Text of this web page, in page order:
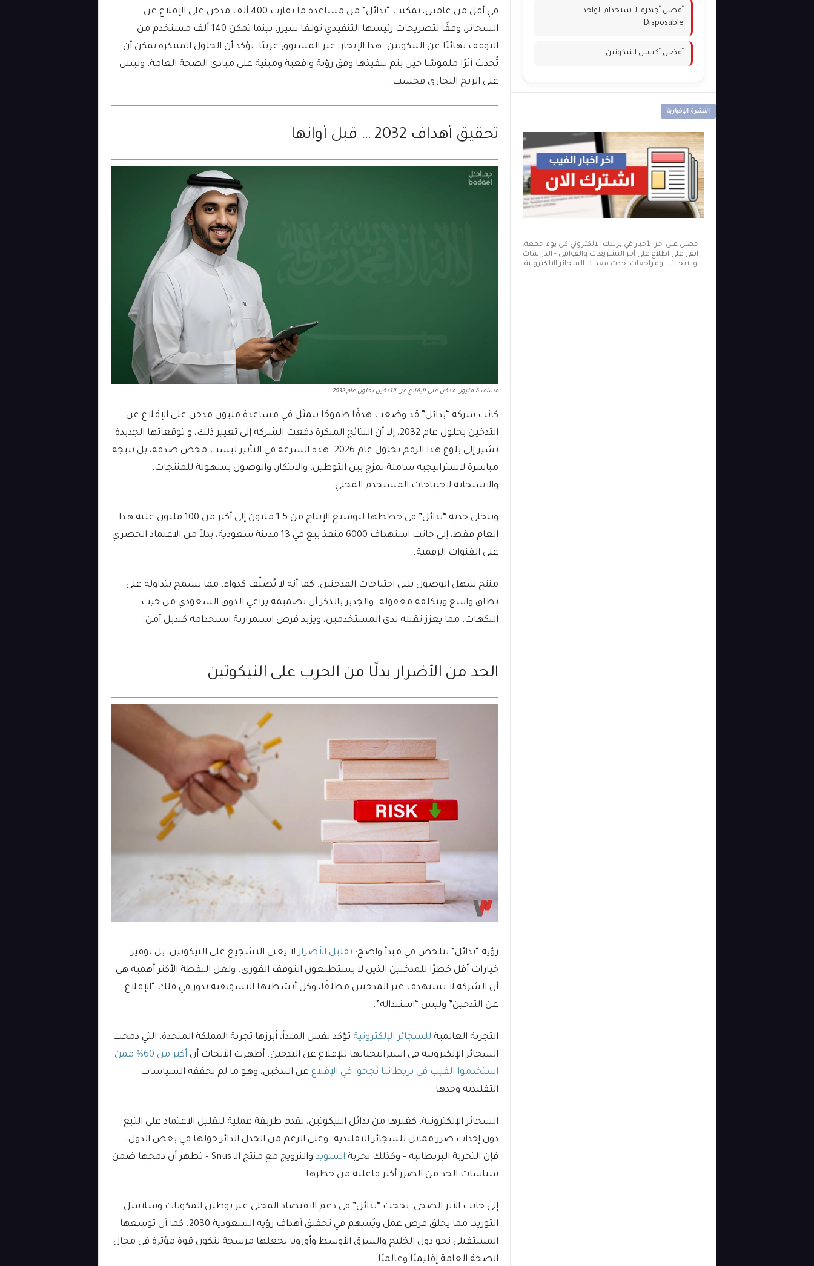
في أقل من عامين، تمكنت “بدائل” من مساعدة ما يقارب 400 ألف مدخن على الإقلاع عن
السجائر، وفقًا لتصريحات رئيسها التنفيذي تولغا سيزر، بينما تمكن 140 ألف مستخدم من
التوقف نهائيًا عن النيكوتين. هذا الإنجاز، غير المسبوق عربيًا، يؤكد أن الحلول المبتكرة يمكن أن
تُحدث أثرًا ملموسًا حين يتم تنفيذها وفق رؤية واقعية ومبنية على مبادئ الصحة العامة، وليس
على الربح التجاري فحسب.
تحقيق أهداف 2032 … قبل أوانها
مساعدة مليون مدخن على الإقلاع عن التدخين بحلول عام 2032
كانت شركة “بدائل” قد وضعت هدفًا طموحًا يتمثل في مساعدة مليون مدخن على الإقلاع عن
التدخين بحلول عام 2032، إلا أن النتائج المبكرة دفعت الشركة إلى تغيير ذلك، و توقعاتها الجديدة
تشير إلى بلوغ هذا الرقم بحلول عام 2026. هذه السرعة في التأثير ليست محض صدفة، بل نتيجة
مباشرة لاستراتيجية شاملة تمزج بين التوطين، والابتكار، والوصول بسهولة للمنتجات،
والاستجابة لاحتياجات المستخدم المحلي.
وتتجلى جدية “بدائل” في خططها لتوسيع الإنتاج من 1.5 مليون إلى أكثر من 100 مليون علبة هذا
العام فقط، إلى جانب استهداف 6000 منفذ بيع في 13 مدينة سعودية، بدلاً من الاعتماد الحصري
على القنوات الرقمية.
منتج سهل الوصول يلبي احتياجات المدخنين. كما أنه لا يُصنّف كدواء، مما يسمح بتداوله على
نطاق واسع وبتكلفة معقولة. والجدير بالذكر أن تصميمه يراعي الذوق السعودي من حيث
النكهات، مما يعزز تقبله لدى المستخدمين، ويزيد فرص استمرارية استخدامه كبديل آمن.
الحد من الأضرار بدلًا من الحرب على النيكوتين
رؤية “بدائل” تتلخص في مبدأ واضح: تقليل الأضرار لا يعني التشجيع على النيكوتين، بل توفير
خيارات أقل خطرًا للمدخنين الذين لا يستطيعون التوقف الفوري. ولعل النقطة الأكثر أهمية هي
أن الشركة لا تستهدف غير المدخنين مطلقًا، وكل أنشطتها التسويقية تدور في فلك “الإقلاع
عن التدخين” وليس “استبداله”.
التجربة العالمية للسجائر الإلكترونية تؤكد نفس المبدأ، أبرزها تجربة المملكة المتحدة، التي دمجت
السجائر الإلكترونية في استراتيجياتها للإقلاع عن التدخين. أظهرت الأبحاث أن
أكثر من 60% ممن
استخدموا الفيب في بريطانيا نجحوا في الإقلاع عن التدخين، وهو ما لم تحققه السياسات
التقليدية وحدها.
السجائر الإلكترونية، كغيرها من بدائل النيكوتين، تقدم طريقة عملية لتقليل الاعتماد على التبغ
دون إحداث ضرر مماثل للسجائر التقليدية. وعلى الرغم من الجدل الدائر حولها في بعض الدول،
فإن التجربة البريطانية – وكذلك تجربة السويد
والنرويج مع منتج الـ Snus – تظهر أن دمجها ضمن
سياسات الحد من الضرر أكثر فاعلية من حظرها.
إلى جانب الأثر الصحي، نجحت “بدائل” في دعم الاقتصاد المحلي عبر توطين المكونات وسلاسل
التوريد، مما يخلق فرص عمل ويُسهم في تحقيق أهداف رؤية السعودية 2030. كما أن توسعها
المستقبلي نحو دول الخليج والشرق الأوسط وأوروبا يجعلها مرشحة لتكون قوة مؤثرة في مجال
الصحة العامة إقليميًا وعالميًا.
أفضل أجهزة الاستخدام الواحد -
Disposable
أفضل أكياس النيكوتين
النشرة الإخبارية
احصل على آخر الأخبار في بريدك الالكتروني كل يوم جمعة.
ابقى على اطلاع على أخر التشريعات والقوانين - الدراسات
والابحاث - ومراجعات احدث معدات السجائر الالكترونية.